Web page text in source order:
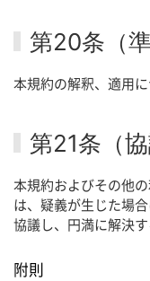
第20条（準
本規約の解釈、適用
第21条（協
本規約およびその他
は、疑義が生じた場
協議し、円満に解決
附則